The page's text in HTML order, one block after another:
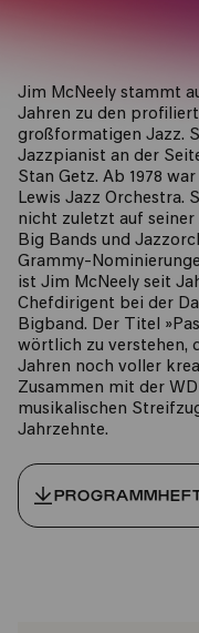
Jim McNeely stammt
Jahren zu den
großformatigen Jazz.
Jazzpianist an der
Stan Getz. Ab 1978
Lewis Jazz Orchestra.
nicht zuletzt auf
Big Bands und
Grammy-
ist Jim McNeely seit
Chefdirigent bei der
Bigband. Der Titel
wörtlich zu verstehen,
Jahren noch voller
Zusammen mit der
musikalischen
Jahrzehnte.